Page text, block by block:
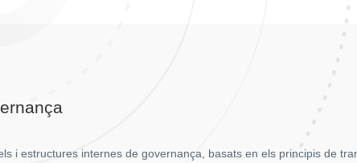
i estructures internes de governança, basats en els principis de